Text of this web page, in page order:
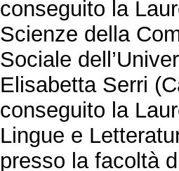
conseguito la
Scienze della
Sociale
Elisabetta Serri
conseguito la
Lingue e
presso la facoltà